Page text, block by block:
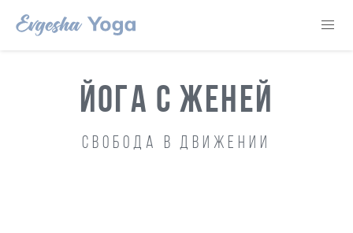
ЙОГА С ЖЕНЕЙ
Свобода в движении